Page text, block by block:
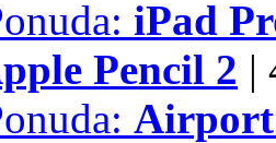
iPad
Pencil 2 |
Airport